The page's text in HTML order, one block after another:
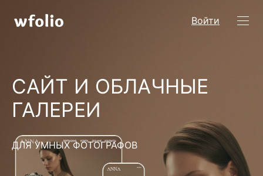
Войти
САЙТ И ОБЛАЧНЫЕ
ГАЛЕРЕИ
ДЛЯ УМНЫХ ФОТОГРАФОВ